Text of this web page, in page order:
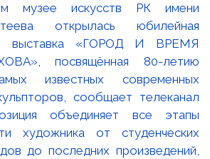
музее искусств РК имени
открылась юбилейная
выставка «ГОРОД И ВРЕМЯ
посвящённая 80-летию
известных современных
сообщает телеканал
объединяет все этапы
художника от студенческих
до последних произведений,